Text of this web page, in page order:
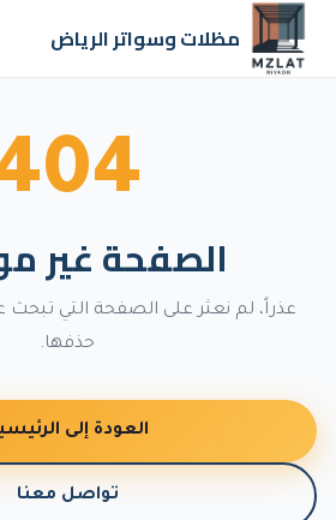
مظلات وسواتر الرياض
الصفحة غير
عذراً، لم نعثر على الصفحة التي تبحث
حذفها.
العودة إلى
تواصل معنا